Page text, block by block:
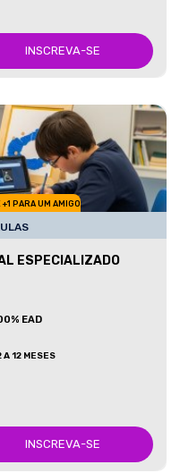
INSCREVA-SE
PARA UM AMIGO
ESPECIALIZADO
EAD
A 12 MESES
INSCREVA-SE